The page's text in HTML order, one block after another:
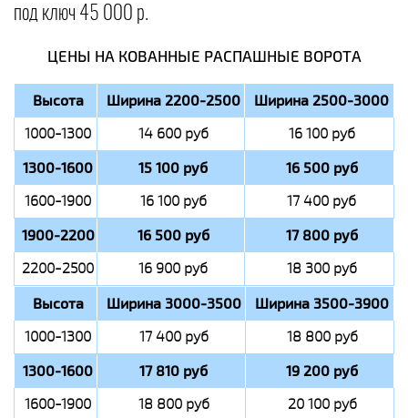
под ключ 45 000 р.
ЦЕНЫ НА КОВАННЫЕ РАСПАШНЫЕ ВОРОТА
Высота Ширина 2200-2500 Ширина 2500-3000
1000-1300 14 600 руб 16 100 руб
1300-1600 15 100 руб 16 500 руб
1600-1900 16 100 руб 17 400 руб
1900-2200 16 500 руб 17 800 руб
2200-2500 16 900 руб 18 300 руб
Высота Ширина 3000-3500 Ширина 3500-3900
1000-1300 17 400 руб 18 800 руб
1300-1600 17 810 руб 19 200 руб
1600-1900 18 800 руб 20 100 руб